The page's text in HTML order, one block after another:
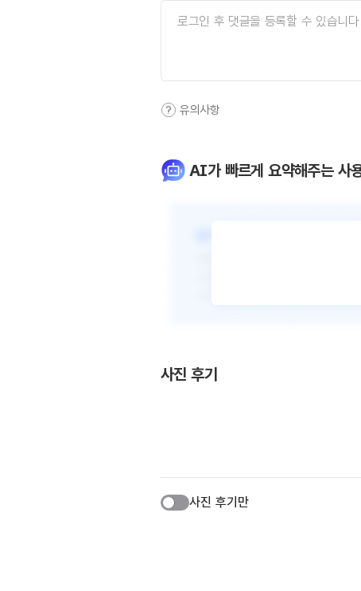
유의사항
AI가 빠르게 요약해주는 사
사진 후기
사진 후기만